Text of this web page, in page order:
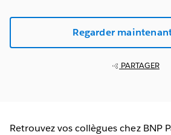
Regarder
PARTAGER
Retrouvez vos collègues chez BNP